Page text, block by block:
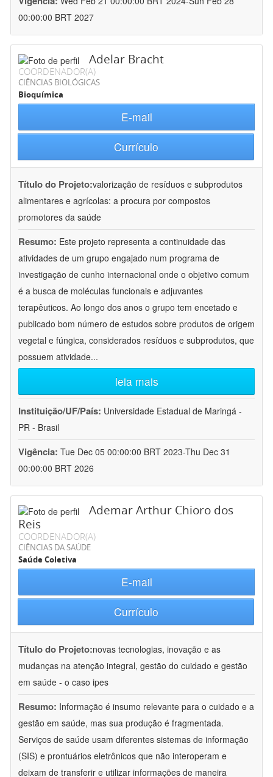
00:00:00 BRT 2027
Adelar Bracht
COORDENADOR(A)
CIÊNCIAS BIOLÓGICAS
Bioquímica
E-mail
Currículo
Título do Projeto:valorização de resíduos e subprodutos
alimentares e agrícolas: a procura por compostos
promotores da saúde
Resumo: Este projeto representa a continuidade das
atividades de um grupo engajado num programa de
investigação de cunho internacional onde o objetivo comum
é a busca de moléculas funcionais e adjuvantes
terapêuticos. Ao longo dos anos o grupo tem encetado e
publicado bom número de estudos sobre produtos de origem
vegetal e fúngica, considerados resíduos e subprodutos, que
possuem atividade...
leia mais
Instituição/UF/País: Universidade Estadual de Maringá -
PR - Brasil
Vigência: Tue Dec 05 00:00:00 BRT 2023-Thu Dec 31
00:00:00 BRT 2026
Ademar Arthur Chioro dos
Reis
COORDENADOR(A)
CIÊNCIAS DA SAÚDE
Saúde Coletiva
E-mail
Currículo
Título do Projeto:novas tecnologias, inovação e as
mudanças na atenção integral, gestão do cuidado e gestão
em saúde - o caso ipes
Resumo: Informação é insumo relevante para o cuidado e a
gestão em saúde, mas sua produção é fragmentada.
Serviços de saúde usam diferentes sistemas de informação
(SIS) e prontuários eletrônicos que não interoperam e
deixam de transferir e utilizar informações de maneira